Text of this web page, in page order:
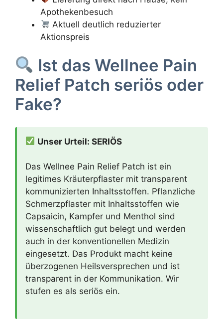
Apothekenbesuch
Aktuell deutlich reduzierter
Aktionspreis
Ist das Wellnee Pain
Relief Patch seriös oder
Fake?
Unser Urteil: SERIÖS
Das Wellnee Pain Relief Patch ist ein
legitimes Kräuterpflaster mit transparent
kommunizierten Inhaltsstoffen. Pflanzliche
Schmerzpflaster mit Inhaltsstoffen wie
Capsaicin, Kampfer und Menthol sind
wissenschaftlich gut belegt und werden
auch in der konventionellen Medizin
eingesetzt. Das Produkt macht keine
überzogenen Heilsversprechen und ist
transparent in der Kommunikation. Wir
stufen es als seriös ein.